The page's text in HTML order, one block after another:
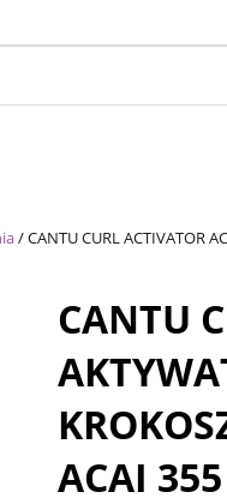
/CANTU CURL ACTIVATOR
CANTU
ACAI